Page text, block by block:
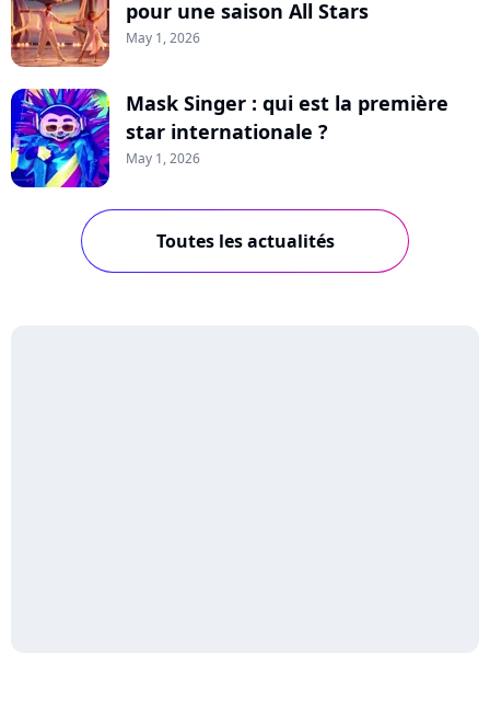
pour une saison All Stars
May 1, 2026
Mask Singer : qui est la première
star internationale ?
May 1, 2026
Toutes les actualités